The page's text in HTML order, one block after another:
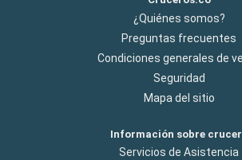
¿Quiénes somos?
Preguntas frecuentes
Condiciones generales de
Seguridad
Mapa del sitio
Información sobre
Servicios de Asistencia